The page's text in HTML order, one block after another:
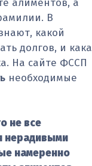
алиментов, а
В
какой
долгов, и
На сайте ФССП
необходимые
не все
нерадивыми
намеренно